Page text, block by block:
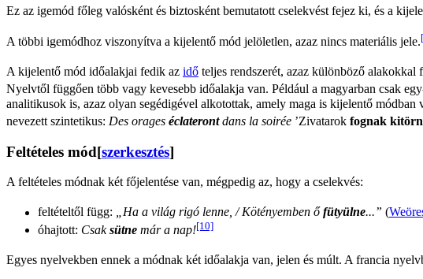
Ez az igemód főleg valósként és biztosként bemutatott cselekvést fejez ki, és a
A többi igemódhoz viszonyítva a kijelentő mód jelöletlen, azaz nincs materiális jele.
A kijelentő mód időalakjai fedik az idő teljes rendszerét, azaz különböző
Nyelvtől függően több vagy kevesebb időalakja van. Például a magyarban csak
analitikusok is, azaz olyan segédigével alkotottak, amely maga is kijelentő
nevezett szintetikus: Des orages éclaterontdans la soirée ’Zivatarok fognak
Feltételes mód[szerkesztés]
A feltételes módnak két főjelentése van, mégpedig az, hogy a cselekvés:
feltételtől függ: „Ha a világ rigó lenne, / Kötényemben ő fütyülne...” (
óhajtott: Csaksütne már a nap![10]
Egyes nyelvekben ennek a módnak két időalakja van, jelen és múlt. A francia